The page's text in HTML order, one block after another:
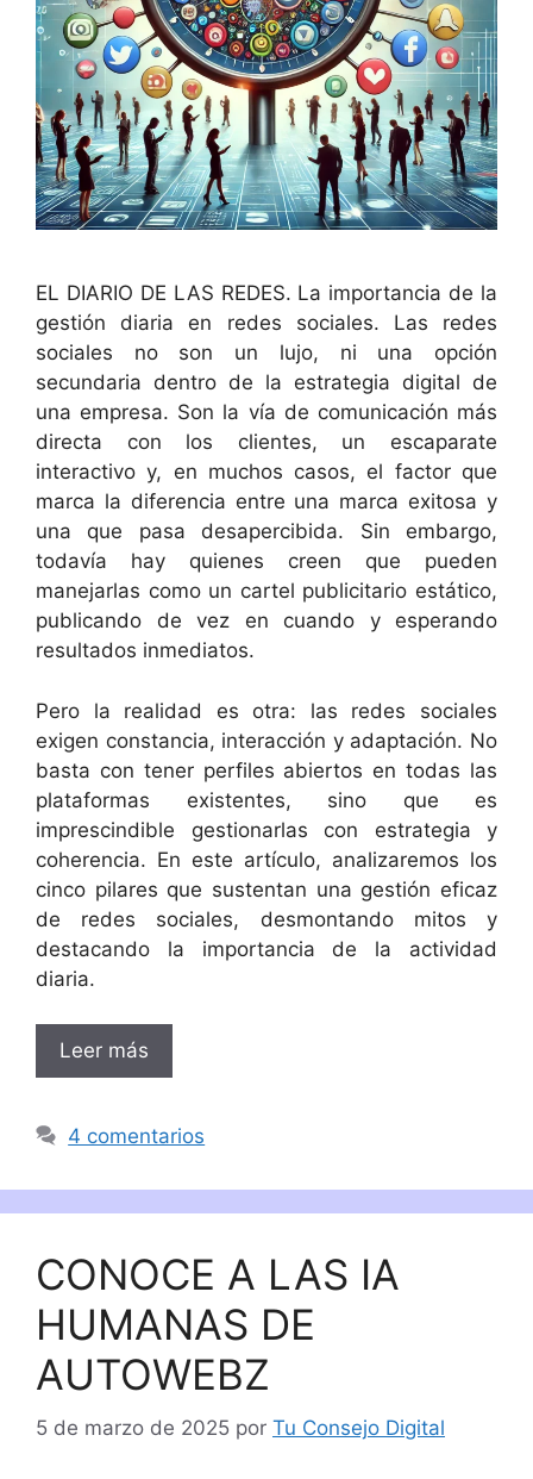
EL DIARIO DE LAS REDES. La importancia de la
gestión diaria en redes sociales. Las redes
sociales no son un lujo, ni una opción
secundaria dentro de la estrategia digital de
una empresa. Son la vía de comunicación más
directa con los clientes, un escaparate
interactivo y, en muchos casos, el factor que
marca la diferencia entre una marca exitosa y
una que pasa desapercibida. Sin embargo,
todavía hay quienes creen que pueden
manejarlas como un cartel publicitario estático,
publicando de vez en cuando y esperando
resultados inmediatos.
Pero la realidad es otra: las redes sociales
exigen constancia, interacción y adaptación. No
basta con tener perfiles abiertos en todas las
plataformas existentes, sino que es
imprescindible gestionarlas con estrategia y
coherencia. En este artículo, analizaremos los
cinco pilares que sustentan una gestión eficaz
de redes sociales, desmontando mitos y
destacando la importancia de la actividad
diaria.
Leer más
4 comentarios
CONOCE A LAS IA
HUMANAS DE
AUTOWEBZ
5 de marzo de 2025 por Tu Consejo Digital